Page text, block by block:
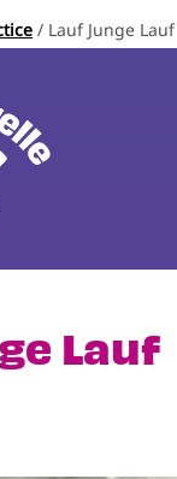
Lauf Junge Lauf
Lauf